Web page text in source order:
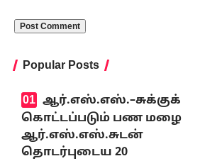
Popular Posts
ஆர்.எஸ்.எஸ்.–சுக்குக்
கொட்டப்படும் பண மழை
ஆர்.எஸ்.எஸ்.சுடன்
தொடர்புடைய 20